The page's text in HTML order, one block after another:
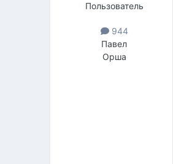
Пользователь
944
Павел
Орша